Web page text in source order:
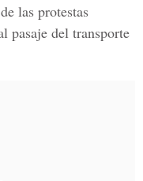
las protestas
pasaje del transporte